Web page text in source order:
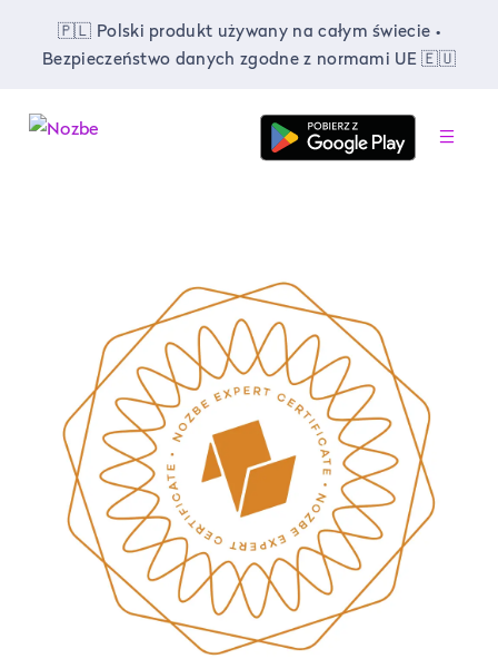
🇵🇱 Polski produkt używany na całym świecie •
Bezpieczeństwo danych zgodne z normami UE 🇪🇺
-